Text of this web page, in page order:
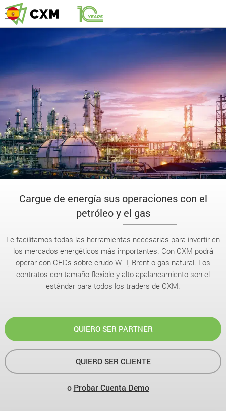
Cargue de energía sus operaciones con el
petróleo y el gas
Le facilitamos todas las herramientas necesarias para invertir en
los mercados energéticos más importantes. Con CXM podrá
operar con CFDs sobre crudo WTI, Brent o gas natural. Los
contratos con tamaño flexible y alto apalancamiento son el
estándar para todos los traders de CXM.
QUIERO SER PARTNER
QUIERO SER CLIENTE
o Probar Cuenta Demo